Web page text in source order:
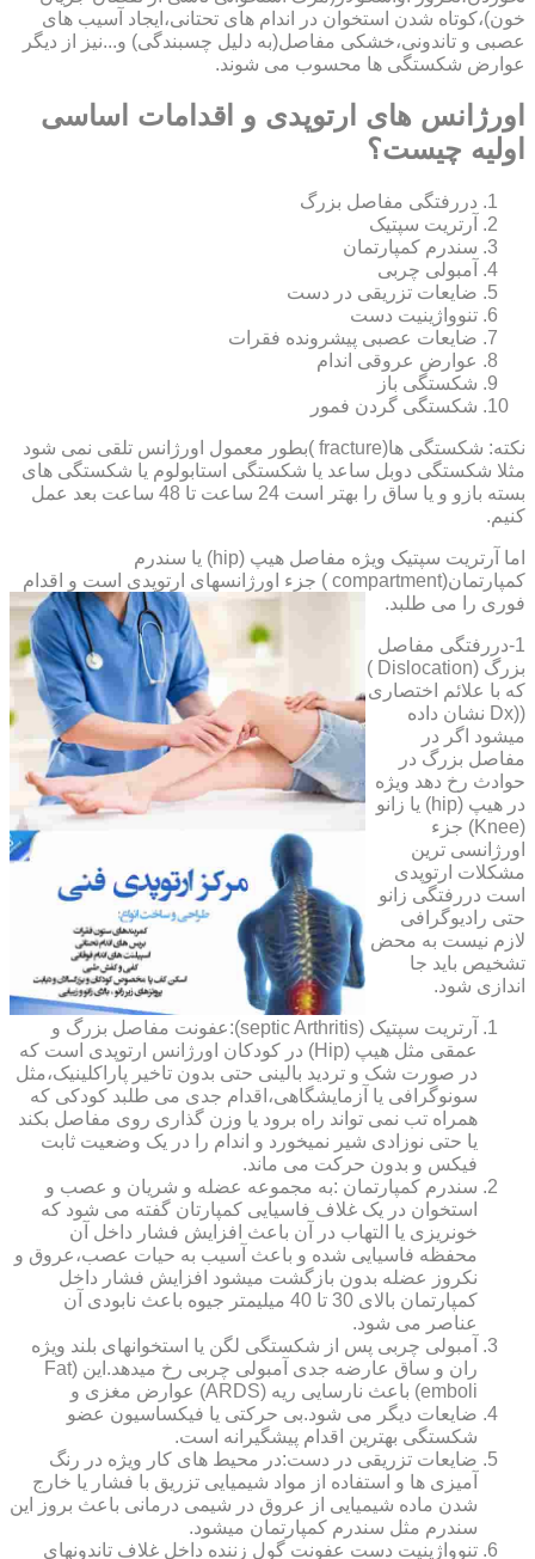
خون)،کوتاه شدن استخوان در اندام های تحتانی،ایجاد آسیب های
عصبی و تاندونی،خشکی مفاصل(به دلیل چسبندگی) و...نیز از دیگر
عوارض شکستگی ها محسوب می شوند.
اورژانس های ارتوپدی و اقدامات اساسی
اولیه چیست؟
دررفتگی مفاصل بزرگ
آرتریت سپتیک
سندرم کمپارتمان
آمبولی چربی
ضایعات تزریقی در دست
تنوواژینیت دست
ضایعات عصبی پیشرونده فقرات
عوارض عروقی اندام
شکستگی باز
شکستگی گردن فمور
نکته: شکستگی ها(fracture )بطور معمول اورژانس تلقی نمی شود
مثلا شکستگی دوبل ساعد یا شکستگی استابولوم یا شکستگی های
بسته بازو و یا ساق را بهتر است 24 ساعت تا 48 ساعت بعد عمل
کنیم.
اما آرتریت سپتیک ویژه مفاصل هیپ (hip) یا سندرم
کمپارتمان(compartment ) جزء اورژانسهای ارتوپدی است و اقدام
فوری را می طلبد.
1-دررفتگی مفاصل
بزرگ (Dislocation )
که با علائم اختصاری
((Dx نشان داده
میشود اگر در
مفاصل بزرگ در
حوادث رخ دهد ویژه
در هیپ (hip) یا زانو
(Knee) جزء
اورژانسی ترین
مشکلات ارتوپدی
است دررفتگی زانو
حتی رادیوگرافی
لازم نیست به محض
تشخیص باید جا
اندازی شود.
آرتریت سپتیک (septic Arthritis):عفونت مفاصل بزرگ و
عمقی مثل هیپ (Hip) در کودکان اورژانس ارتوپدی است که
در صورت شک و تردید بالینی حتی بدون تاخیر پاراکلینیک،مثل
سونوگرافی یا آزمایشگاهی،اقدام جدی می طلبد کودکی که
همراه تب نمی تواند راه برود یا وزن گذاری روی مفاصل بکند
یا حتی نوزادی شیر نمیخورد و اندام را در یک وضعیت ثابت
فیکس و بدون حرکت می ماند.
سندرم کمپارتمان :به مجموعه عضله و شریان و عصب و
استخوان در یک غلاف فاسیایی کمپارتان گفته می شود که
خونریزی یا التهاب در آن باعث افزایش فشار داخل آن
محفظه فاسیایی شده و باعث آسیب به حیات عصب،عروق و
نکروز عضله بدون بازگشت میشود افزایش فشار داخل
کمپارتمان بالای 30 تا 40 میلیمتر جیوه باعث نابودی آن
عناصر می شود.
آمبولی چربی پس از شکستگی لگن یا استخوانهای بلند ویژه
ران و ساق عارضه جدی آمبولی چربی رخ میدهد.این (Fat
emboli) باعث نارسایی ریه (ARDS) عوارض مغزی و
ضایعات دیگر می شود.بی حرکتی یا فیکساسیون عضو
شکستگی بهترین اقدام پیشگیرانه است.
ضایعات تزریقی در دست:در محیط های کار ویژه در رنگ
آمیزی ها و استفاده از مواد شیمیایی تزریق با فشار یا خارج
شدن ماده شیمیایی از عروق در شیمی درمانی باعث بروز این
سندرم مثل سندرم کمپارتمان میشود.
تنوواژینیت دست عفونت گول زننده داخل غلاف تاندونهای